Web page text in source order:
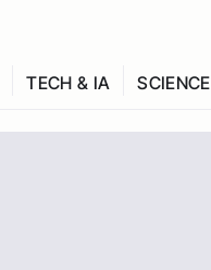
TECH & IA SCIENCE